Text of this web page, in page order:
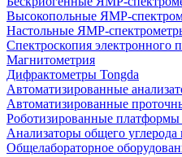
Высокопольные
Настольные
Спектроскопия электронного
Магнитометрия
Дифрактометры Tongda
Автоматизированные
Автоматизированные
Роботизированные платформы
Анализаторы общего углерода
Общелабораторное